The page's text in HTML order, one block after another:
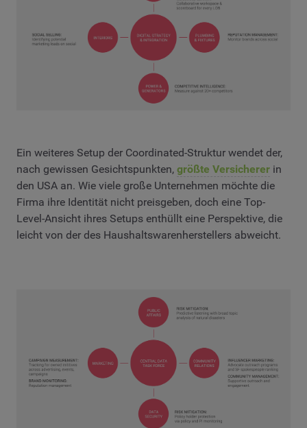
Ein weiteres Setup der Coordinated-Struktur wendet der,
nach gewissen Gesichtspunkten, größte Versicherer in
den USA an. Wie viele große Unternehmen möchte die
Firma ihre Identität nicht preisgeben, doch eine Top-
Level-Ansicht ihres Setups enthüllt eine Perspektive, die
leicht von der des Haushaltswarenherstellers abweicht.